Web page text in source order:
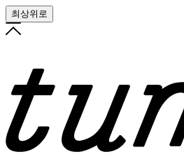
최상위로